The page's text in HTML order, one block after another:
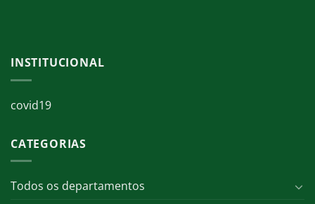
INSTITUCIONAL
covid19
CATEGORIAS
Todos os departamentos